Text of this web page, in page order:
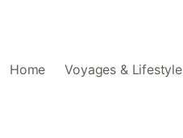
Home Voyages & Lifestyle